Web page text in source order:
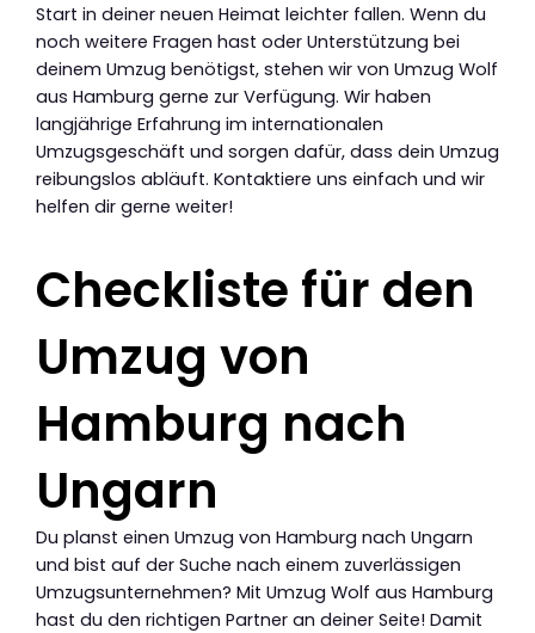
Start in deiner neuen Heimat leichter fallen. Wenn du
noch weitere Fragen hast oder Unterstützung bei
deinem Umzug benötigst, stehen wir von Umzug Wolf
aus Hamburg gerne zur Verfügung. Wir haben
langjährige Erfahrung im internationalen
Umzugsgeschäft und sorgen dafür, dass dein Umzug
reibungslos abläuft. Kontaktiere uns einfach und wir
helfen dir gerne weiter!
Checkliste für den
Umzug von
Hamburg nach
Ungarn
Du planst einen Umzug von Hamburg nach Ungarn
und bist auf der Suche nach einem zuverlässigen
Umzugsunternehmen? Mit Umzug Wolf aus Hamburg
hast du den richtigen Partner an deiner Seite! Damit